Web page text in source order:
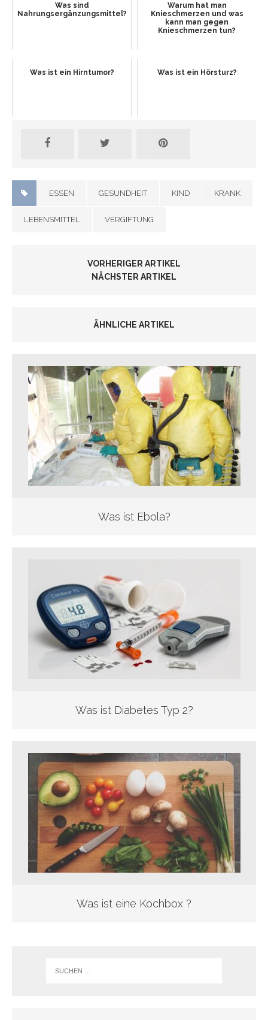
Was sind
Nahrungsergänzungsmittel?
Warum hat man
Knieschmerzen und was
kann man gegen
Knieschmerzen tun?
Was ist ein Hirntumor? Was ist ein Hörsturz?
ESSEN GESUNDHEIT KIND KRANK
LEBENSMITTEL VERGIFTUNG
VORHERIGER ARTIKEL
NÄCHSTER ARTIKEL
ÄHNLICHE ARTIKEL
Was ist Ebola?
Was ist Diabetes Typ 2?
Was ist eine Kochbox ?